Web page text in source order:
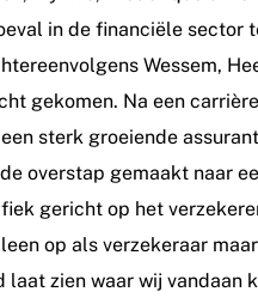
in de financiële sector
Wessem,
gekomen. Na een
sterk groeiende
overstap gemaakt naar
gericht op het
op als verzekeraar
zien waar wij vandaan